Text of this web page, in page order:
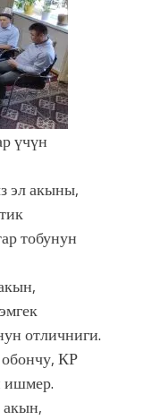
үчүн
эл акыны,
тобунун
отличниги.
КР
ишмер.
акын,